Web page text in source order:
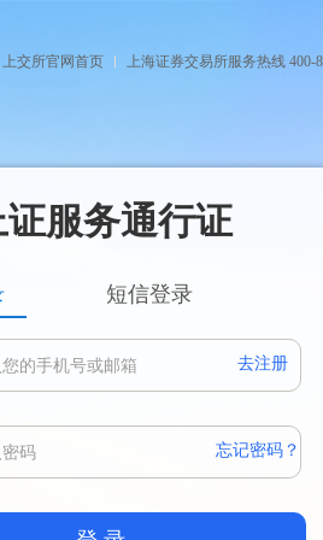
上交所官网首页 上海证券交易所服务热线 400-
证服务通行证
短信登录
去注册
忘记密码？